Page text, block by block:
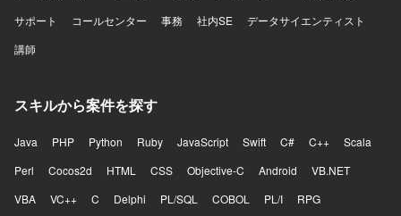
サポート
コールセンター 事務 社内SE
データサイエンティスト
講師
スキルから案件を探す
Java PHP Python Ruby JavaScript Swift C# C++
Scala
Perl
Cocos2d HTML CSS Objective-C Android
VB.NET
VBA
VC++ C Delphi PL/SQL COBOL PL/I
RPG